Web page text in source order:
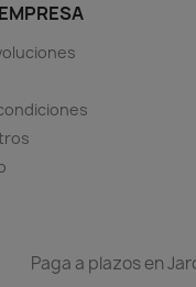
Paga a plazos en